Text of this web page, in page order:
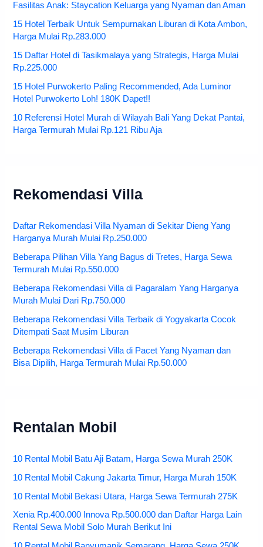
Fasilitas Anak: Staycation Keluarga yang Nyaman dan Aman
15 Hotel Terbaik Untuk Sempurnakan Liburan di Kota Ambon,
Harga Mulai Rp.283.000
15 Daftar Hotel di Tasikmalaya yang Strategis, Harga Mulai
Rp.225.000
15 Hotel Purwokerto Paling Recommended, Ada Luminor
Hotel Purwokerto Loh! 180K Dapet!!
10 Referensi Hotel Murah di Wilayah Bali Yang Dekat Pantai,
Harga Termurah Mulai Rp.121 Ribu Aja
Rekomendasi Villa
Daftar Rekomendasi Villa Nyaman di Sekitar Dieng Yang
Harganya Murah Mulai Rp.250.000
Beberapa Pilihan Villa Yang Bagus di Tretes, Harga Sewa
Termurah Mulai Rp.550.000
Beberapa Rekomendasi Villa di Pagaralam Yang Harganya
Murah Mulai Dari Rp.750.000
Beberapa Rekomendasi Villa Terbaik di Yogyakarta Cocok
Ditempati Saat Musim Liburan
Beberapa Rekomendasi Villa di Pacet Yang Nyaman dan
Bisa Dipilih, Harga Termurah Mulai Rp.50.000
Rentalan Mobil
10 Rental Mobil Batu Aji Batam, Harga Sewa Murah 250K
10 Rental Mobil Cakung Jakarta Timur, Harga Murah 150K
10 Rental Mobil Bekasi Utara, Harga Sewa Termurah 275K
Xenia Rp.400.000 Innova Rp.500.000 dan Daftar Harga Lain
Rental Sewa Mobil Solo Murah Berikut Ini